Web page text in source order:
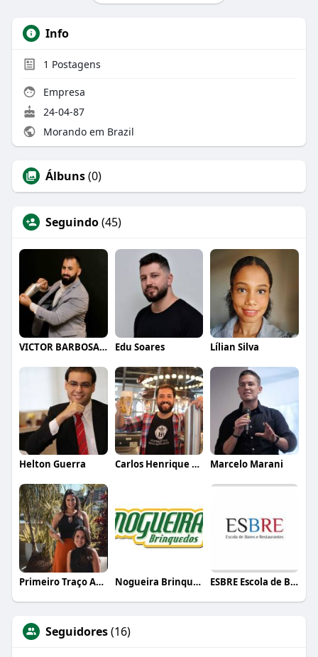
Info
1 Postagens
Empresa
24-04-87
Morando em Brazil
Álbuns(0)
Seguindo(45)
VICTOR BARBOSA QUARANTA Edu Soares Lílian Silva
Helton Guerra Carlos Henrique de Faria Vasconcelos Marcelo Marani
Primeiro Traço Arquitetura Nogueira Brinquedos ESBRE Escola de Bares e Restaurantes
Seguidores(16)